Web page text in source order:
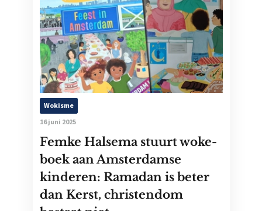
Wokisme
16 juni 2025
Femke Halsema stuurt woke-
boek aan Amsterdamse
kinderen: Ramadan is beter
dan Kerst, christendom